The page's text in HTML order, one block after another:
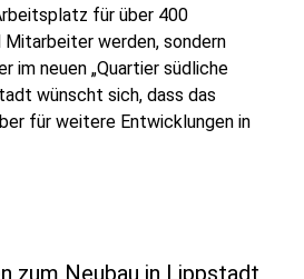
für über 400
werden, sondern
im neuen „Quartier südliche
wünscht sich, dass das
für weitere Entwicklungen in
zum Neubau in Lippstadt